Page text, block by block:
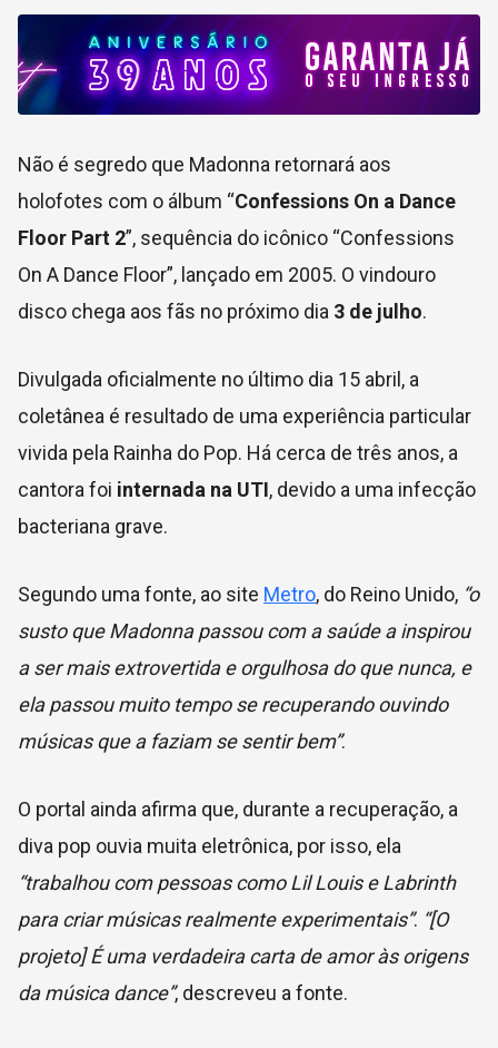
Não é segredo que Madonna retornará aos
holofotes com o álbum “Confessions On a Dance
Floor Part 2”, sequência do icônico “Confessions
On A Dance Floor”, lançado em 2005. O vindouro
disco chega aos fãs no próximo dia 3 de julho.
Divulgada oficialmente no último dia 15 abril, a
coletânea é resultado de uma experiência particular
vivida pela Rainha do Pop. Há cerca de três anos, a
cantora foi internada na UTI, devido a uma infecção
bacteriana grave.
Segundo uma fonte, ao site Metro, do Reino Unido, “o
susto que Madonna passou com a saúde a inspirou
a ser mais extrovertida e orgulhosa do que nunca, e
ela passou muito tempo se recuperando ouvindo
músicas que a faziam se sentir bem”.
O portal ainda afirma que, durante a recuperação, a
diva pop ouvia muita eletrônica, por isso, ela
“trabalhou com pessoas como Lil Louis e Labrinth
para criar músicas realmente experimentais”. “[O
projeto] É uma verdadeira carta de amor às origens
da música dance”, descreveu a fonte.